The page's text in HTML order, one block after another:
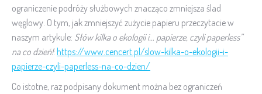
ograniczenie podróży służbowych znacząco zmniejsza ślad
węglowy. O tym, jak zmniejszyć zużycie papieru przeczytacie w
naszym artykule: Słów kilka o ekologii i… papierze, czyli paperless”
na co dzień!: https://www.cencert.pl/slow-kilka-o-ekologii-i-
papierze-czyli-paperless-na-co-dzien/
Co istotne, raz podpisany dokument można bez ograniczeń